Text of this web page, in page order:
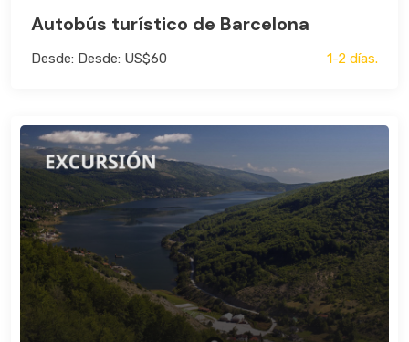
Autobús turístico de Barcelona
Desde: Desde: US$60 1-2 días.